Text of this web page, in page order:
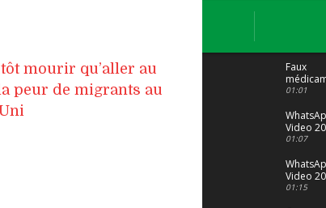
mourir qu’aller au
peur de migrants au
Faux
: Le trafic
malgré
01:01
Video
04 at 15
01:07
Video
29 at 12
01:15